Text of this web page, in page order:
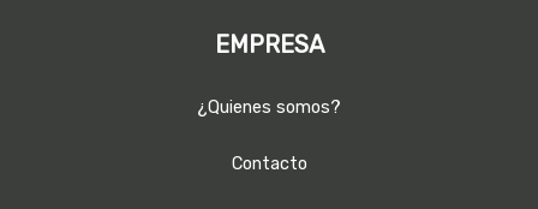
EMPRESA
¿Quienes somos?
Contacto